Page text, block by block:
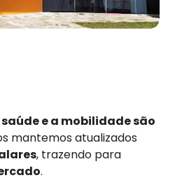
saúde e a mobilidade são
mantemos atualizados
, trazendo para
.